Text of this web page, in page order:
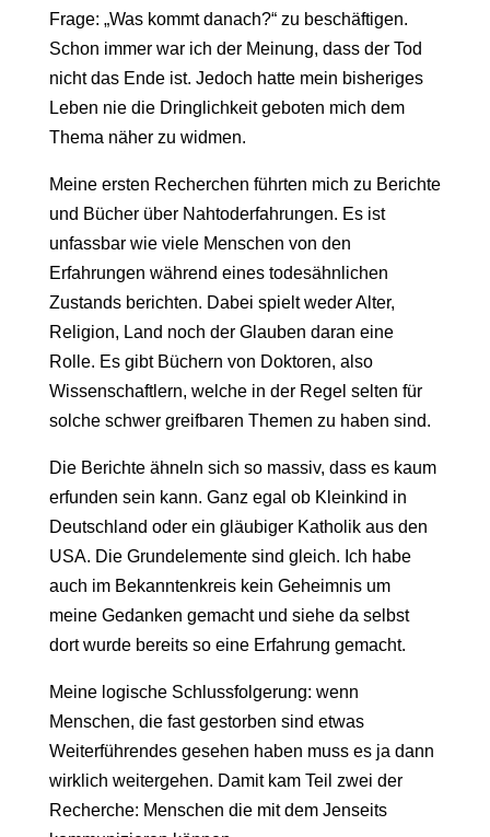
Frage: „Was kommt danach?“ zu beschäftigen.
Schon immer war ich der Meinung, dass der Tod
nicht das Ende ist. Jedoch hatte mein bisheriges
Leben nie die Dringlichkeit geboten mich dem
Thema näher zu widmen.
Meine ersten Recherchen führten mich zu Berichte
und Bücher über Nahtoderfahrungen. Es ist
unfassbar wie viele Menschen von den
Erfahrungen während eines todesähnlichen
Zustands berichten. Dabei spielt weder Alter,
Religion, Land noch der Glauben daran eine
Rolle. Es gibt Büchern von Doktoren, also
Wissenschaftlern, welche in der Regel selten für
solche schwer greifbaren Themen zu haben sind.
Die Berichte ähneln sich so massiv, dass es kaum
erfunden sein kann. Ganz egal ob Kleinkind in
Deutschland oder ein gläubiger Katholik aus den
USA. Die Grundelemente sind gleich. Ich habe
auch im Bekanntenkreis kein Geheimnis um
meine Gedanken gemacht und siehe da selbst
dort wurde bereits so eine Erfahrung gemacht.
Meine logische Schlussfolgerung: wenn
Menschen, die fast gestorben sind etwas
Weiterführendes gesehen haben muss es ja dann
wirklich weitergehen. Damit kam Teil zwei der
Recherche: Menschen die mit dem Jenseits